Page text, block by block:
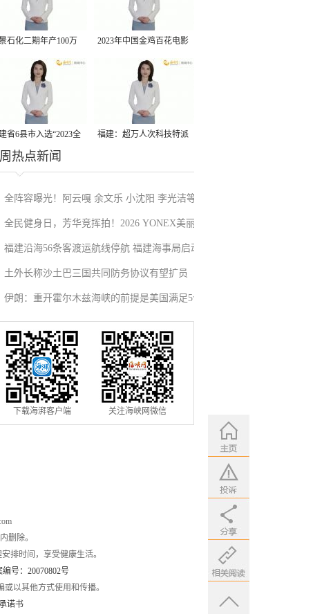
石化二期年产100万
丙烷脱氢项目建成中交
2023年中国金鸡百花电影
节有福电影巡展31日启动
省6县市入选“2023全
域发展潜力百强县”
福建：超万人次科技特派
热点新闻
全阵容曝光！阿云嘎 余文乐 小沈阳 李光洁等
加盟《披荆斩棘2026》
全民健身日，芳华竞挥拍！2026 YONEX美丽
上场女子网球交流赛厦门站揭幕
福建沿海56条客渡运航线停航 福建海事局启动
防台风一级应急响应
土外长称沙土巴三国共同防务协议有望扩员
伊朗：重开霍尔木兹海峡的前提是美国满足5个
条件
下载海湃客户端 关注海峡网微信
删除。
排时间，享受健康生活。
号：20070802号
以其他方式使用和传播。
诺书